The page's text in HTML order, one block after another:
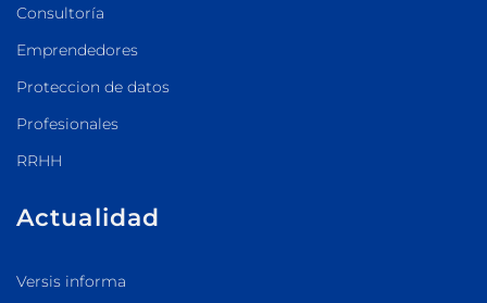
Consultoría
Emprendedores
Proteccion de datos
Profesionales
RRHH
Actualidad
Versis informa